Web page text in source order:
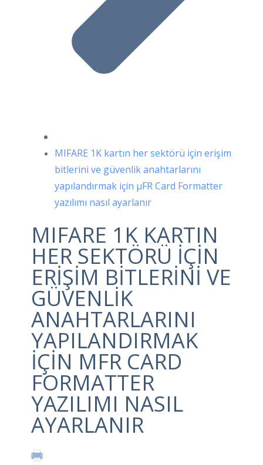
MIFARE 1K kartın her sektörü için erişim
bitlerini ve güvenlik anahtarlarını
yapılandırmak için μFR Card Formatter
yazılımı nasıl ayarlanır
MIFARE 1K KARTIN
HER SEKTÖRÜ IÇIN
ERIŞIM BITLERINI VE
GÜVENLIK
ANAHTARLARINI
YAPILANDIRMAK
IÇIN ΜFR CARD
FORMATTER
YAZILIMI NASIL
AYARLANIR